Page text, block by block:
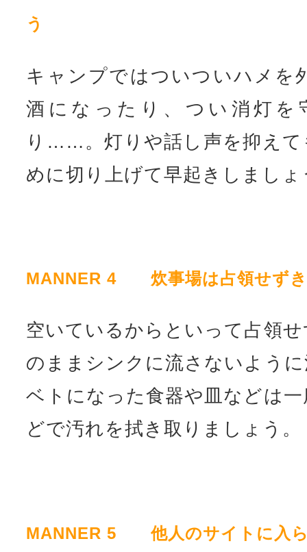
う
キャンプではついついハメを
酒になったり、つい消灯を
り……。灯りや話し声を抑えて
めに切り上げて早起きしましょ
MANNER 4 炊事場は占領せずき
空いているからといって占領
のままシンクに流さないよう
ベトになった食器や皿などは
どで汚れを拭き取りましょう。
MANNER 5 他人のサイトに入ら